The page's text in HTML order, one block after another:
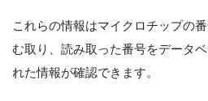
これらの情報はマイクロチップの
む取り、読み取った番号をデータ
れた情報が確認できます。